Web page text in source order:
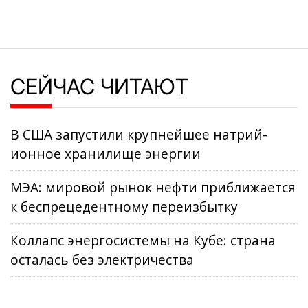
СЕЙЧАС ЧИТАЮТ
В США запустили крупнейшее натрий-
ионное хранилище энергии
МЭА: мировой рынок нефти приближается
к беспрецедентному переизбытку
Коллапс энергосистемы на Кубе: страна
осталась без электричества